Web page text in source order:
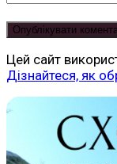
Цей сайт
Дізнайтеся, як